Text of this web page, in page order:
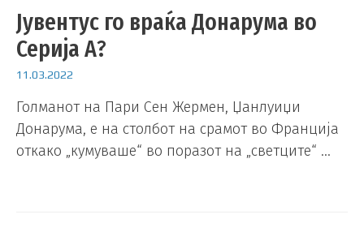
Јувентус го враќа Донарума во
Серија А?
11.03.2022
Голманот на Пари Сен Жермен, Џанлуиџи
Донарума, е на столбот на срамот во Франција
откако „кумуваше“ во поразот на „светците“ …